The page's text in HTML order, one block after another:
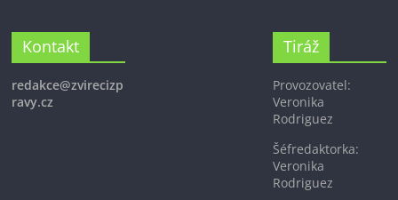
Kontakt
redakce@zvirecizp
ravy.cz
Tiráž
Provozovatel:
Veronika
Rodriguez
Šéfredaktorka:
Veronika
Rodriguez